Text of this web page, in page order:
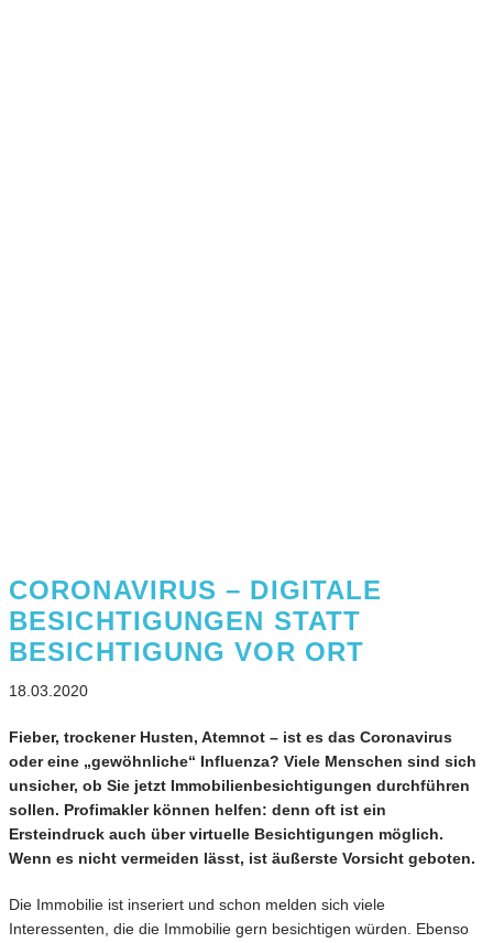
CORONAVIRUS – DIGITALE
BESICHTIGUNGEN STATT
BESICHTIGUNG VOR ORT
18.03.2020
Fieber, trockener Husten, Atemnot – ist es das Coronavirus
oder eine „gewöhnliche“ Influenza? Viele Menschen sind sich
unsicher, ob Sie jetzt Immobilienbesichtigungen durchführen
sollen. Profimakler können helfen: denn oft ist ein
Ersteindruck auch über virtuelle Besichtigungen möglich.
Wenn es nicht vermeiden lässt, ist äußerste Vorsicht geboten.
Die Immobilie ist inseriert und schon melden sich viele
Interessenten, die die Immobilie gern besichtigen würden. Ebenso